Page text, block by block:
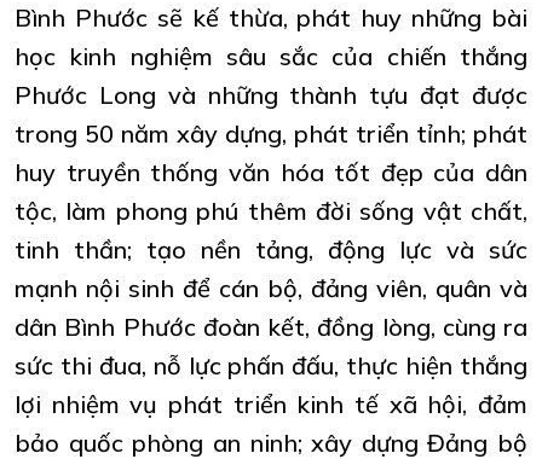
Bình Phước sẽ kế thừa, phát huy những bài
học kinh nghiệm sâu sắc của chiến thắng
Phước Long và những thành tựu đạt được
trong 50 năm xây dựng, phát triển tỉnh; phát
huy truyền thống văn hóa tốt đẹp của dân
tộc, làm phong phú thêm đời sống vật chất,
tinh thần; tạo nền tảng, động lực và sức
mạnh nội sinh để cán bộ, đảng viên, quân và
dân Bình Phước đoàn kết, đồng lòng, cùng ra
sức thi đua, nỗ lực phấn đấu, thực hiện thắng
lợi nhiệm vụ phát triển kinh tế xã hội, đảm
bảo quốc phòng an ninh; xây dựng Đảng bộ